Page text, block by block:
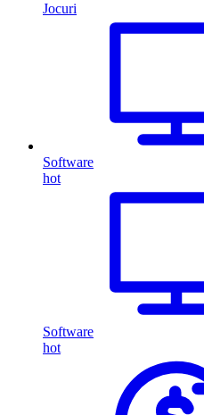
Jocuri
Software
hot
Software
hot